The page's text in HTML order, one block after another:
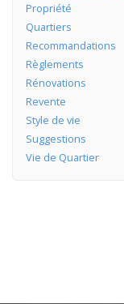
Propriété
Quartiers
Recommandations
Règlements
Rénovations
Revente
Style de vie
Suggestions
Vie de Quartier